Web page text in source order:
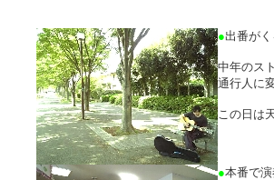
●出番が
中年のス
通行人に
この日は
●本番で演